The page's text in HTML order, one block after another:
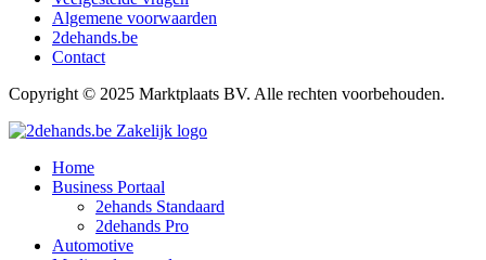
Algemene voorwaarden
2dehands.be
Contact
Copyright © 2025 Marktplaats BV. Alle rechten voorbehouden.
Home
Business Portaal
2ehands Standaard
2dehands Pro
Automotive